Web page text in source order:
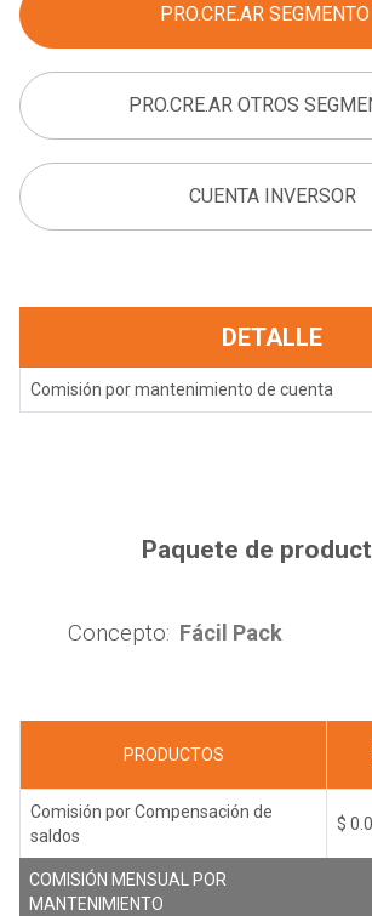
PRO.CRE.AR
PRO.CRE.AR OTROS
CUENTA INVERSOR
DETALLE
Comisión por mantenimiento de cuenta
Paquete de
Concepto:
PRODUCTOS
Comisión por Compensación de
saldos
$
COMISIÓN MENSUAL POR
MANTENIMIENTO